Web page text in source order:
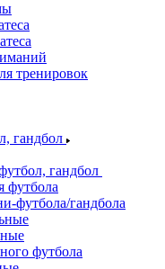
тренировок
гандбол
гандбол
футбола
футбола/гандбола
футбола